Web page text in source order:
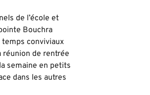
de l’école et
Bouchra
conviviaux
réunion de rentrée
semaine en petits
dans les autres